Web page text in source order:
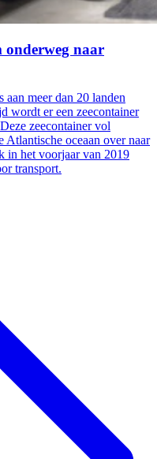
onderweg naar
aan meer dan 20 landen
wordt er een zeecontainer
zeecontainer vol
Atlantische oceaan over naar
in het voorjaar van 2019
transport.